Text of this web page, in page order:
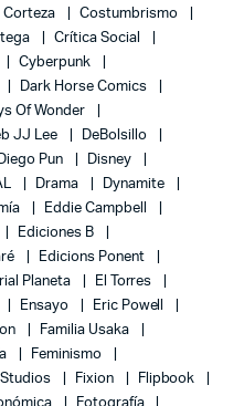
Corteza
Costumbrismo
Crítica Social
Cyberpunk
Dark Horse Comics
Of Wonder
JJ Lee
DeBolsillo
Diego Pun
Disney
Drama
Dynamite
Eddie Campbell
Ediciones B
Edicions Ponent
Planeta
El Torres
Ensayo
Eric Powell
Familia Usaka
Feminismo
Studios Fixion
Flipbook